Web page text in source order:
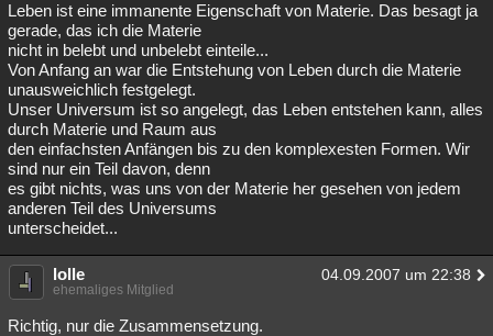
Leben ist eine immanente Eigenschaft von Materie. Das besagt ja
gerade, das ich die Materie
nicht in belebt und unbelebt einteile...
Von Anfang an war die Entstehung von Leben durch die Materie
unausweichlich festgelegt.
Unser Universum ist so angelegt, das Leben entstehen kann, alles
durch Materie und Raum aus
den einfachsten Anfängen bis zu den komplexesten Formen. Wir
sind nur ein Teil davon, denn
es gibt nichts, was uns von der Materie her gesehen von jedem
anderen Teil des Universums
unterscheidet...
lolle 04.09.2007 um 22:38
ehemaliges Mitglied
Richtig, nur die Zusammensetzung.